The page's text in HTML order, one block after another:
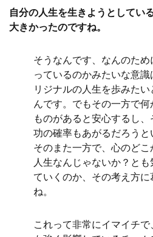
自分の人生を生き ようとしてい
大きかったのですね。
そうなんです、なんのた
っているのかみたいな意
リジナルの人生を歩みた
んです。でもその一方で
ものがあると安心するし
功の確率もあがるだろう
そのまた一方で、心のど
人生なんじゃないか？と
ていくのか、その考え方
ね。
これって非常にイマイチ